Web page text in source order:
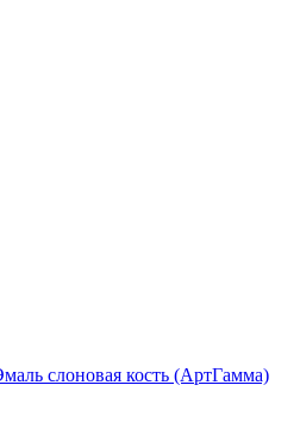
слоновая кость (АртГамма)